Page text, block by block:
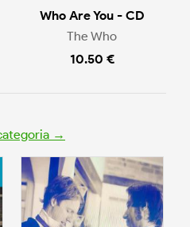
Who Are You - CD
The Who
10.50 €
→